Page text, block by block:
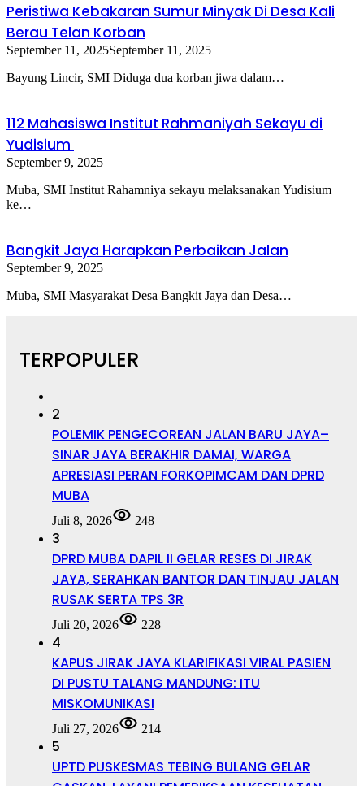
Peristiwa Kebakaran Sumur Minyak Di Desa Kali
Berau Telan Korban
September 11, 2025September 11, 2025
Bayung Lincir, SMI Diduga dua korban jiwa dalam…
112 Mahasiswa Institut Rahmaniyah Sekayu di
Yudisium
September 9, 2025
Muba, SMI Institut Rahamniya sekayu melaksanakan Yudisium
ke…
Bangkit Jaya Harapkan Perbaikan Jalan
September 9, 2025
Muba, SMI Masyarakat Desa Bangkit Jaya dan Desa…
TERPOPULER
2
POLEMIK PENGECOREAN JALAN BARU JAYA–
SINAR JAYA BERAKHIR DAMAI, WARGA
APRESIASI PERAN FORKOPIMCAM DAN DPRD
MUBA
Juli 8, 2026 248
3
DPRD MUBA DAPIL II GELAR RESES DI JIRAK
JAYA, SERAHKAN BANTOR DAN TINJAU JALAN
RUSAK SERTA TPS 3R
Juli 20, 2026 228
4
KAPUS JIRAK JAYA KLARIFIKASI VIRAL PASIEN
DI PUSTU TALANG MANDUNG: ITU
MISKOMUNIKASI
Juli 27, 2026 214
5
UPTD PUSKESMAS TEBING BULANG GELAR